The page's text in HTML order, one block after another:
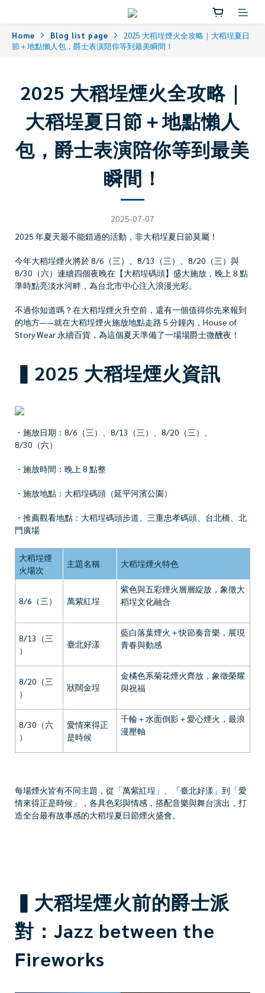
Home Blog list page
2025 大稻埕煙火全攻略｜大稻埕夏日
節＋地點懶人包，爵士表演陪你等到最美瞬間！
2025 大稻埕煙火全攻略｜
大稻埕夏日節＋地點懶人
包，爵士表演陪你等到最美
瞬間！
2025-07-07
2025 年夏天最不能錯過的活動，非大稻埕夏日節莫屬！
今年大稻埕煙火將於 8/6（三）、8/13（三）、8/20（三）與
8/30（六）連續四個夜晚在【大稻埕碼頭】盛大施放，晚上 8 點
準時點亮淡水河畔，為台北市中心注入浪漫光彩。
不過你知道嗎？在大稻埕煙火升空前，還有一個值得你先來報到
的地方——就在大稻埕煙火施放地點走路 5 分鐘內，House of
Story Wear 永續百貨，為這個夏天準備了一場場爵士微醺夜！
▍2025 大稻埕煙火資訊
・施放日期：8/6（三）、8/13（三）、8/20（三）、
8/30（六）
・施放時間：晚上 8 點整
・施放地點：大稻埕碼頭（延平河濱公園）
・推薦觀看地點：大稻埕碼頭步道、三重忠孝碼頭、台北橋、北
門廣場
大稻埕煙
火場次
主題名稱 大稻埕煙火特色
8/6（三） 萬紫紅埕
紫色與五彩煙火層層綻放，象徵大
稻埕文化融合
8/13（三
）
臺北好漾
藍白落葉煙火＋快節奏音樂，展現
青春與動感
8/20（三
）
狀闊金埕
金橘色系菊花煙火齊放，象徵榮耀
與祝福
8/30（六
）
愛情來得正
是時候
千輪＋水面倒影＋愛心煙火，最浪
漫壓軸
每場煙火皆有不同主題，從「萬紫紅埕」、「臺北好漾」到「愛
情來得正是時候」，各具色彩與情感，搭配音樂與舞台演出，打
造全台最有故事感的大稻埕夏日節煙火盛會。
▍大稻埕煙火前的爵士派
對：Jazz between the
Fireworks